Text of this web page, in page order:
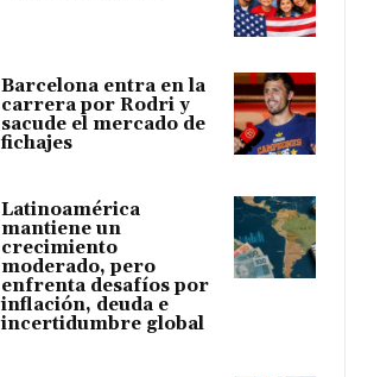
Barcelona entra en la
carrera por Rodri y
sacude el mercado de
fichajes
Latinoamérica
mantiene un
crecimiento
moderado, pero
enfrenta desafíos por
inflación, deuda e
incertidumbre global